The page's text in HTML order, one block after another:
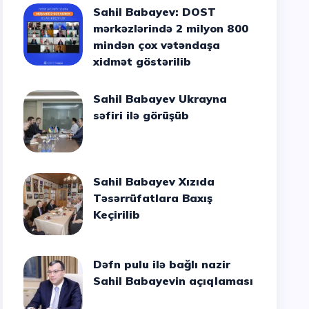
Sahil Babayev: DOST
mərkəzlərində 2 milyon 800
mindən çox vətəndaşa
xidmət göstərilib
Sahil Babayev Ukrayna
səfiri ilə görüşüb
Sahil Babayev Xızıda
Təsərrüfatlara Baxış
Keçirilib
Dəfn pulu ilə bağlı nazir
Sahil Babayevin açıqlaması